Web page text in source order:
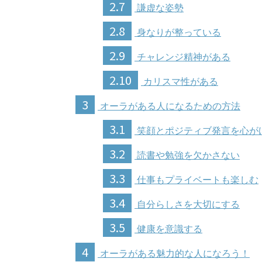
2.7 謙虚な姿勢
2.8 身なりが整っている
2.9 チャレンジ精神がある
2.10 カリスマ性がある
3 オーラがある人になるための方法
3.1 笑顔とポジティブ発言を心が
3.2 読書や勉強を欠かさない
3.3 仕事もプライベートも楽しむ
3.4 自分らしさを大切にする
3.5 健康を意識する
4 オーラがある魅力的な人になろう！